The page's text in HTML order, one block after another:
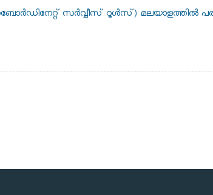
സർവ്വീസ് റൂൾസ്) മലയാളത്തിൽ